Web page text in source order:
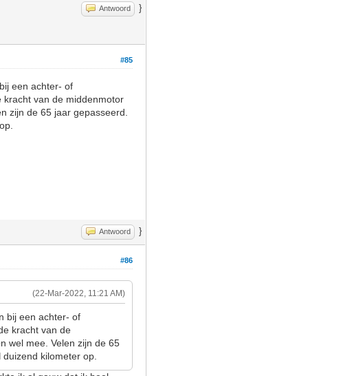
Antwoord }
#85
een achter- of
kracht van de middenmotor
zijn de 65 jaar gepasseerd.
Antwoord }
#86
(22-Mar-2022, 11:21 AM)
bij een achter- of
kracht van de
wel mee. Velen zijn de 65
kilometer op.